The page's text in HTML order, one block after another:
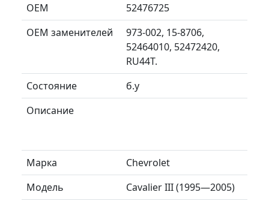
ОЕМ
52476725
ОЕМ заменителей
973-002, 15-8706,
52464010, 52472420,
RU44T.
Состояние
б.у
Описание
Марка
Chevrolet
Модель
Cavalier III (1995—2005)